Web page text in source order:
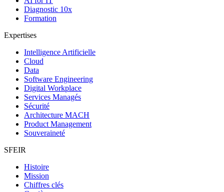
Diagnostic 10x
Formation
Expertises
Intelligence Artificielle
Cloud
Data
Software Engineering
Digital Workplace
Services Managés
Sécurité
Architecture MACH
Product Management
Souveraineté
SFEIR
Histoire
Mission
Chiffres clés